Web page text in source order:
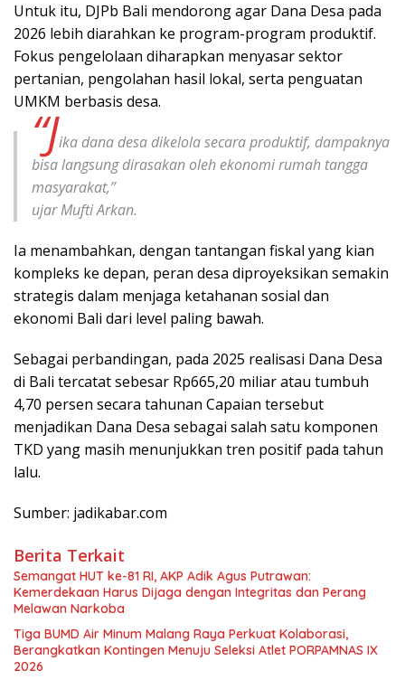
Untuk itu, DJPb Bali mendorong agar Dana Desa pada
2026 lebih diarahkan ke program-program produktif.
Fokus pengelolaan diharapkan menyasar sektor
pertanian, pengolahan hasil lokal, serta penguatan
UMKM berbasis desa.
“Jika dana desa dikelola secara produktif, dampaknya
bisa langsung dirasakan oleh ekonomi rumah tangga
masyarakat,”
ujar Mufti Arkan.
Ia menambahkan, dengan tantangan fiskal yang kian
kompleks ke depan, peran desa diproyeksikan semakin
strategis dalam menjaga ketahanan sosial dan
ekonomi Bali dari level paling bawah.
Sebagai perbandingan, pada 2025 realisasi Dana Desa
di Bali tercatat sebesar Rp665,20 miliar atau tumbuh
4,70 persen secara tahunan Capaian tersebut
menjadikan Dana Desa sebagai salah satu komponen
TKD yang masih menunjukkan tren positif pada tahun
lalu.
Sumber: jadikabar.com
Berita Terkait
Semangat HUT ke-81 RI, AKP Adik Agus Putrawan:
Kemerdekaan Harus Dijaga dengan Integritas dan Perang
Melawan Narkoba
Tiga BUMD Air Minum Malang Raya Perkuat Kolaborasi,
Berangkatkan Kontingen Menuju Seleksi Atlet PORPAMNAS IX
2026